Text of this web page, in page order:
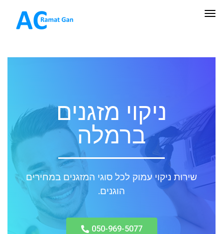
תפריט
ניקוי מזגנים
ברמלה
שירות ניקוי עמוק לכל סוגי המזגנים במחירים
הוגנים.
050-969-5077